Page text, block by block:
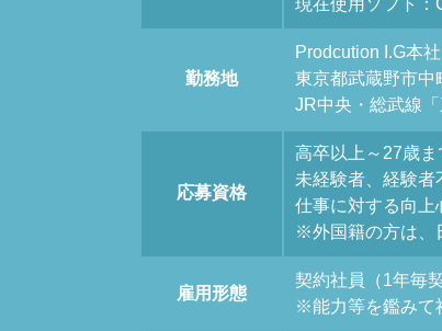
現在使用ソフト：
勤務地
Prodcution I.G本
東京都武蔵野市中
JR中央・総武線
応募資格
高卒以上～27歳ま
未経験者、経験者
仕事に対する向上
※外国籍の方は、
雇用形態
契約社員（1年毎契
※能力等を鑑みて